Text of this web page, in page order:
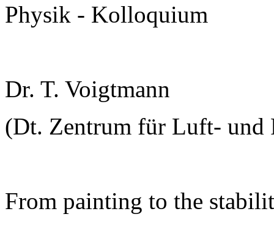
Physik - Kolloquium
Dr. T. Voigtmann
(Dt. Zentrum für Luft- und
From painting to the